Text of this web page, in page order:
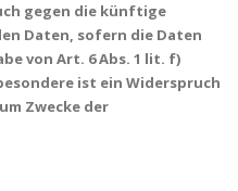
gegen die künftige
Daten, sofern die Daten
von Art. 6 Abs. 1 lit. f)
ist ein Widerspruch
Zwecke der